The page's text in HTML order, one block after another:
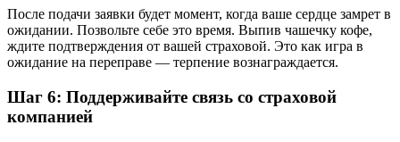
После подачи заявки будет момент, когда ваше сердце замрет в
ожидании. Позвольте себе это время. Выпив чашечку кофе,
ждите подтверждения от вашей страховой. Это как игра в
ожидание на переправе — терпение вознаграждается.
Шаг 6: Поддерживайте связь со страховой
компанией